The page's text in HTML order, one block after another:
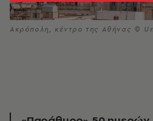
Ακρόπολη, κέντρο της Αθήνας ©